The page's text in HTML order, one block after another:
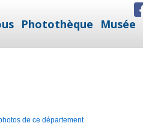
Photothèque Musée